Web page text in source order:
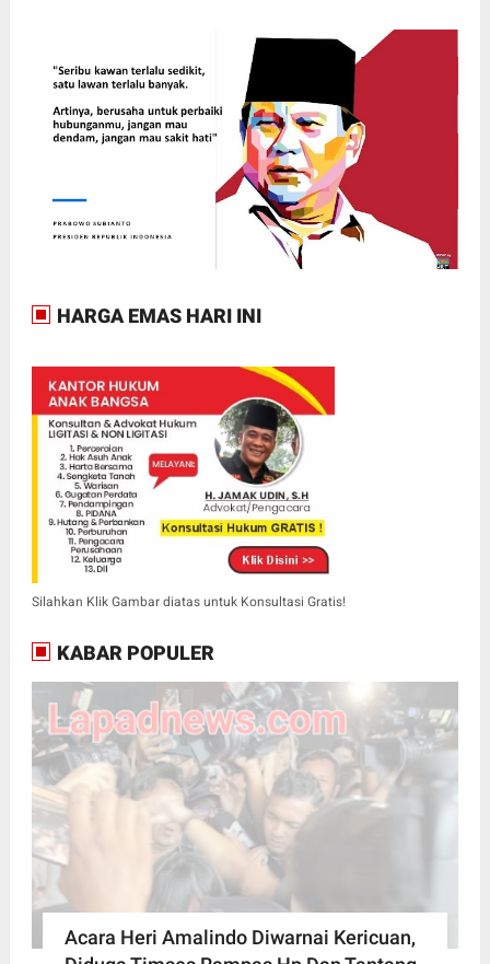
HARGA EMAS HARI INI
Silahkan Klik Gambar diatas untuk Konsultasi Gratis!
KABAR POPULER
Acara Heri Amalindo Diwarnai Kericuan,